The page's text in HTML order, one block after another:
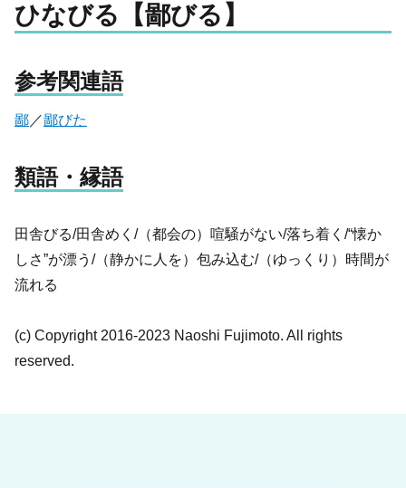
ひなびる【鄙びる】
参考関連語
鄙 ／鄙びた
類語・縁語
田舎びる/田舎めく/（都会の）喧騒がない/落ち着く/“懐か
しさ”が漂う/（静かに人を）包み込む/（ゆっくり）時間が
流れる
(c) Copyright 2016-2023 Naoshi Fujimoto. All rights
reserved.